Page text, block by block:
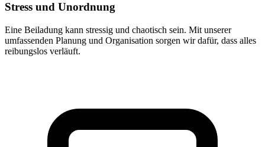
Stress und Unordnung
Eine Beiladung kann stressig und chaotisch sein. Mit unserer
umfassenden Planung und Organisation sorgen wir dafür, dass alles
reibungslos verläuft.